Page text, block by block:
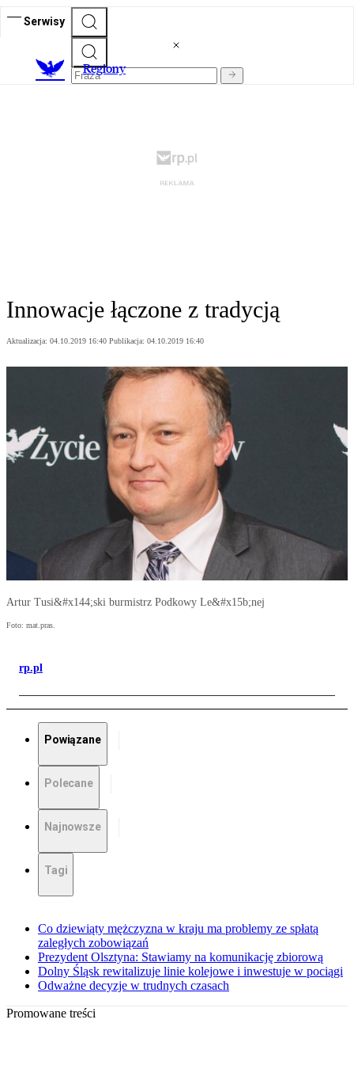
Serwisy
Regiony
Innowacje łączone z tradycją
Aktualizacja: 04.10.2019 16:40 Publikacja: 04.10.2019 16:40
Artur Tusi&#x144;ski burmistrz Podkowy Le&#x15b;nej
Foto: mat.pras.
rp.pl
Powiązane
Polecane
Najnowsze
Tagi
Co dziewiąty mężczyzna w kraju ma problemy ze spłatą
zaległych zobowiązań
Prezydent Olsztyna: Stawiamy na komunikację zbiorową
Dolny Śląsk rewitalizuje linie kolejowe i inwestuje w pociągi
Odważne decyzje w trudnych czasach
Promowane treści